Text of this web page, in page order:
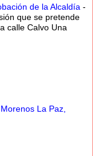
de la Alcaldía -
que se pretende
calle Calvo Una
La Paz,